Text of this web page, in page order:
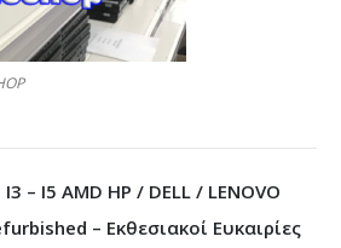
– I5 AMD HP / DELL / LENOVO
– Εκθεσιακοί Ευκαιρίες